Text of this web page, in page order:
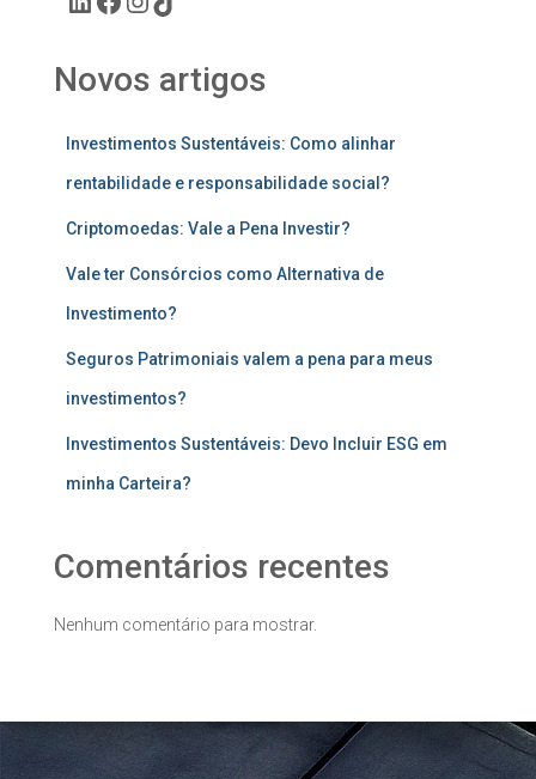
Novos artigos
Investimentos Sustentáveis: Como alinhar
rentabilidade e responsabilidade social?
Criptomoedas: Vale a Pena Investir?
Vale ter Consórcios como Alternativa de
Investimento?
Seguros Patrimoniais valem a pena para meus
investimentos?
Investimentos Sustentáveis: Devo Incluir ESG em
minha Carteira?
Comentários recentes
Nenhum comentário para mostrar.